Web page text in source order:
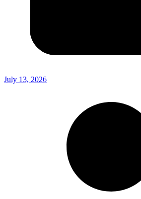
July 13, 2026